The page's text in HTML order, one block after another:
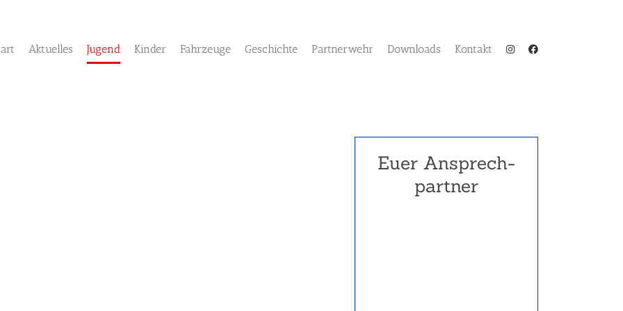
Aktuelles Jugend Kinder Fahrzeuge Geschichte Partnerwehr Downloads Kontakt
Euer Ansprech­
partner